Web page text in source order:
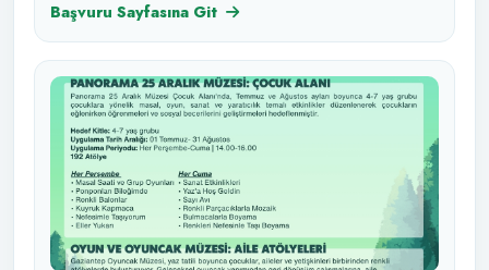
Başvuru Sayfasına Git